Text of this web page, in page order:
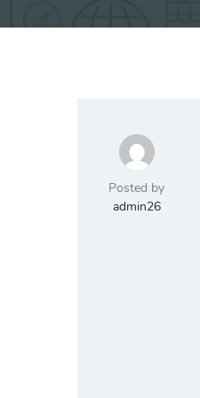
Posted by
admin26